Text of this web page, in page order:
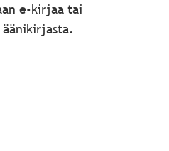
e-kirjaa tai